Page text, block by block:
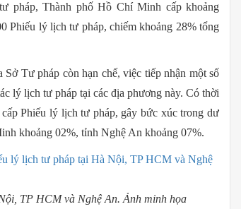
pháp, Thành phố Hồ Chí Minh cấp khoảng
Phiếu lý lịch tư pháp, chiếm khoảng 28% tổng
Tư pháp còn hạn chế, việc tiếp nhận một số
lý lịch tư pháp tại các địa phương này. Có thời
Phiếu lý lịch tư pháp, gây bức xúc trong dư
khoảng 02%, tỉnh Nghệ An khoảng 07%.
TP HCM và Nghệ An. Ảnh minh họa